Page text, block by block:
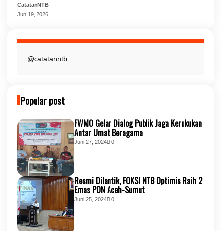
CatatanNTB
Jun 19, 2026
@catatanntb
Popular post
FWMO Gelar Dialog Publik Jaga Kerukukan
Antar Umat Beragama
Juni 27, 2024 0
Resmi Dilantik, FOKSI NTB Optimis Raih 2
Emas PON Aceh-Sumut
Juni 25, 2024 0